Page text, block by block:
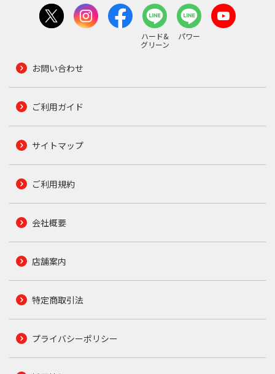
ハード&
グリーン
パワー
お問い合わせ
ご利用ガイド
サイトマップ
ご利用規約
会社概要
店舗案内
特定商取引法
プライバシーポリシー